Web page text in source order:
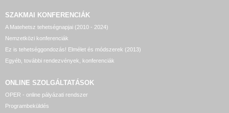
SZAKMAI KONFERENCIÁK
A Matehetsz tehetségnapjai (2010 - 2024)
Nemzetközi konferenciák
Ez is tehetséggondozás! Elmélet és módszerek (2013)
Egyéb, további rendezvények, konferenciák
ONLINE SZOLGÁLTATÁSOK
OPER - online pályázati rendszer
Programbeküldés